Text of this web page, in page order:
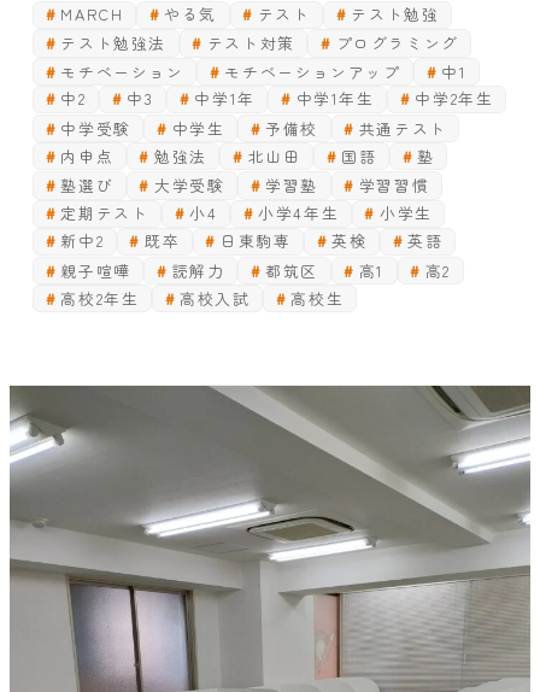
MARCH やる気 テスト
テスト勉強
テスト勉強法
テスト対策
プログラミング
モチベーション
モチベーションアップ
中1
中2
中3 中学1年 中学1年生
中学2年生
中学受験
中学生 予備校
共通テスト
内申点
勉強法 北山田 国語
塾
塾選び
大学受験 学習塾
学習習慣
定期テスト
小4 小学4年生
小学生
新中2
既卒 日東駒専 英検
英語
親子喧嘩
読解力 都筑区 高1
高2
高校2年生
高校入試 高校生